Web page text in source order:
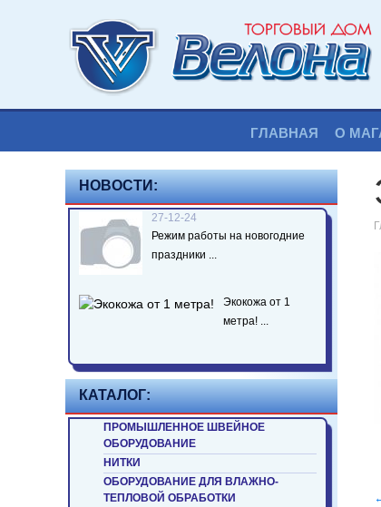
ГЛАВНАЯ О
НОВОСТИ:
27-12-24
Режим работы на новогодние
праздники ...
Экокожа от 1
метра! ...
КАТАЛОГ:
ПРОМЫШЛЕННОЕ ШВЕЙНОЕ
ОБОРУДОВАНИЕ
НИТКИ
ОБОРУДОВАНИЕ ДЛЯ ВЛАЖНО-
ТЕПЛОВОЙ ОБРАБОТКИ